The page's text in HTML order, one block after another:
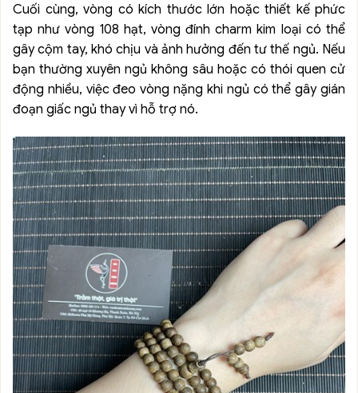
Cuối cùng, vòng có kích thước lớn hoặc thiết kế phức
tạp như vòng 108 hạt, vòng đính charm kim loại có thể
gây cộm tay, khó chịu và ảnh hưởng đến tư thế ngủ. Nếu
bạn thường xuyên ngủ không sâu hoặc có thói quen cử
động nhiều, việc đeo vòng nặng khi ngủ có thể gây gián
đoạn giấc ngủ thay vì hỗ trợ nó.